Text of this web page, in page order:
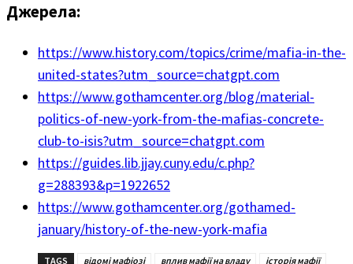
Джерела:
https://www.history.com/topics/crime/mafia-in-the-
united-states?utm_source=chatgpt.com
https://www.gothamcenter.org/blog/material-
politics-of-new-york-from-the-mafias-concrete-
club-to-isis?utm_source=chatgpt.com
https://guides.lib.jjay.cuny.edu/c.php?
g=288393&p=1922652
https://www.gothamcenter.org/gothamed-
january/history-of-the-new-york-mafia
TAGS відомі мафіозі вплив мафії на владу
історія мафії